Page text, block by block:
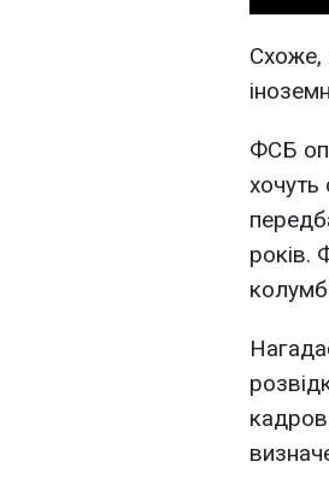
Схоже,
ФСБ
хочуть
років.